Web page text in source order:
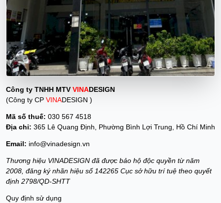
Công ty TNHH MTVVINADESIGN
(Công ty CP VINADESIGN )
Mã số thuế: 030 567 4518
Địa chỉ: 365 Lê Quang Định, Phường Bình Lợi Trung, Hồ Chí Minh
Email: info@vinadesign.vn
Thương hiệu VINADESIGN đã được bảo hộ độc quyền từ năm
2008, đăng ký nhãn hiệu số 142265 Cục sở hữu trí tuệ theo quyết
định 2798/QD-SHTT
Quy định sử dụng